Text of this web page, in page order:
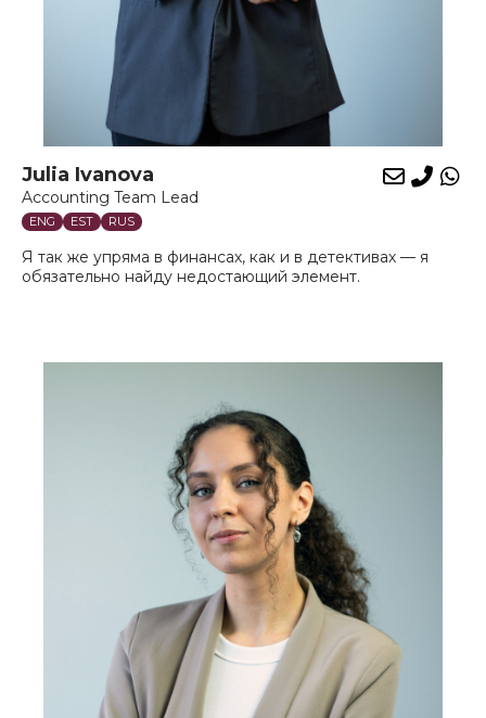
Julia Ivanova
Accounting Team Lead
ENG EST RUS
Я так же упряма в финансах, как и в детективах — я
обязательно найду недостающий элемент.
E-